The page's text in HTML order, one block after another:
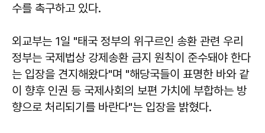
수를 촉구하고 있다.
외교부는 1일 "태국 정부의 위구르인 송환 관련 우리
정부는 국제법상 강제송환 금지 원칙이 준수돼야 한다
는 입장을 견지해왔다"며 "해당국들이 표명한 바와 같
이 향후 인권 등 국제사회의 보편 가치에 부합하는 방
향으로 처리되기를 바란다"는 입장을 밝혔다.